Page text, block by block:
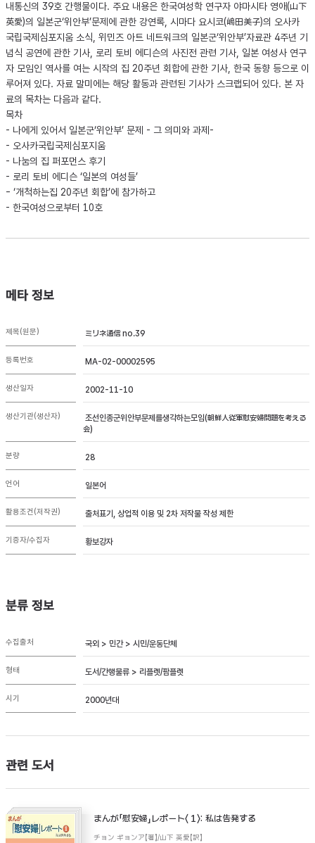
내통신의 39호 간행물이다. 주요 내용은 한국여성학 연구자 야마시타 영애(山下
英愛)의 일본군‘위안부’문제에 관한 강연록, 시마다 요시코(嶋田美子)의 오사카
국립국제심포지움 소식, 위민즈 아트 네트워크의 일본군‘위안부’자료관 4주년 기
념식 공연에 관한 기사, 로리 토비 에디슨의 사진전 관련 기사, 일본 여성사 연구
자 모임인 역사를 여는 시작의 집 20주년 회합에 관한 기사, 한국 동향 등으로 이
루어져 있다. 자료 말미에는 해당 활동과 관련된 기사가 스크랩되어 있다. 본 자
료의 목차는 다음과 같다.
목차
- 나에게 있어서 일본군‘위안부’ 문제 - 그 의미와 과제-
- 오사카국립국제심포지움
- 나눔의 집 퍼포먼스 후기
- 로리 토비 에디슨 ‘일본의 여성들’
- ‘개척하는집 20주년 회합’에 참가하고
- 한국여성으로부터 10호
메타 정보
제목(원문) ミリネ通信 no.39
등록번호 MA-02-00002595
생산일자 2002-11-10
생산기관(생산자)
조선인종군위안부문제를생각하는모임(朝鮮人従軍慰安婦問題を考える
会)
분량 28
언어 일본어
활용조건(저작권) 출처표기, 상업적 이용 및 2차 저작물 작성 제한
기증자/수집자 황보강자
분류 정보
수집출처 국외 > 민간 > 시민/운동단체
형태 도서/간행물류 > 리플렛/팜플렛
시기 2000년대
관련 도서
まんが「慰安婦」レポート〈１〉: 私は告発する
チョン ギョンア【著】/山下 英愛【訳】